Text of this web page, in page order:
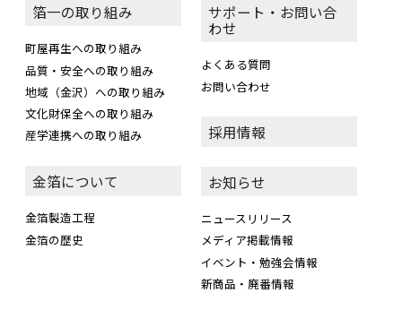
箔一の取り組み
町屋再生への取り組み
品質・安全への取り組み
地域（金沢）への取り組み
文化財保全への取り組み
産学連携への取り組み
金箔について
金箔製造工程
金箔の歴史
サポート・お問い合
わせ
よくある質問
お問い合わせ
採用情報
お知らせ
ニュースリリース
メディア掲載情報
イベント・勉強会情報
新商品・廃番情報